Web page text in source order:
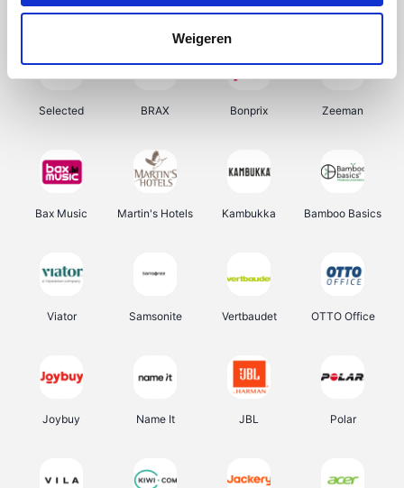
Weigeren
Samsung My Jewellery Delonghi Tennis Point
Selected BRAX Bonprix Zeeman
Bax Music Martin's Hotels Kambukka Bamboo Basics
Viator Samsonite Vertbaudet OTTO Office
Joybuy Name It JBL Polar